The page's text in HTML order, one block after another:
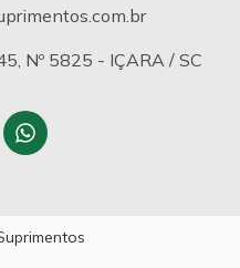
Nº 5825 - IÇARA / SC